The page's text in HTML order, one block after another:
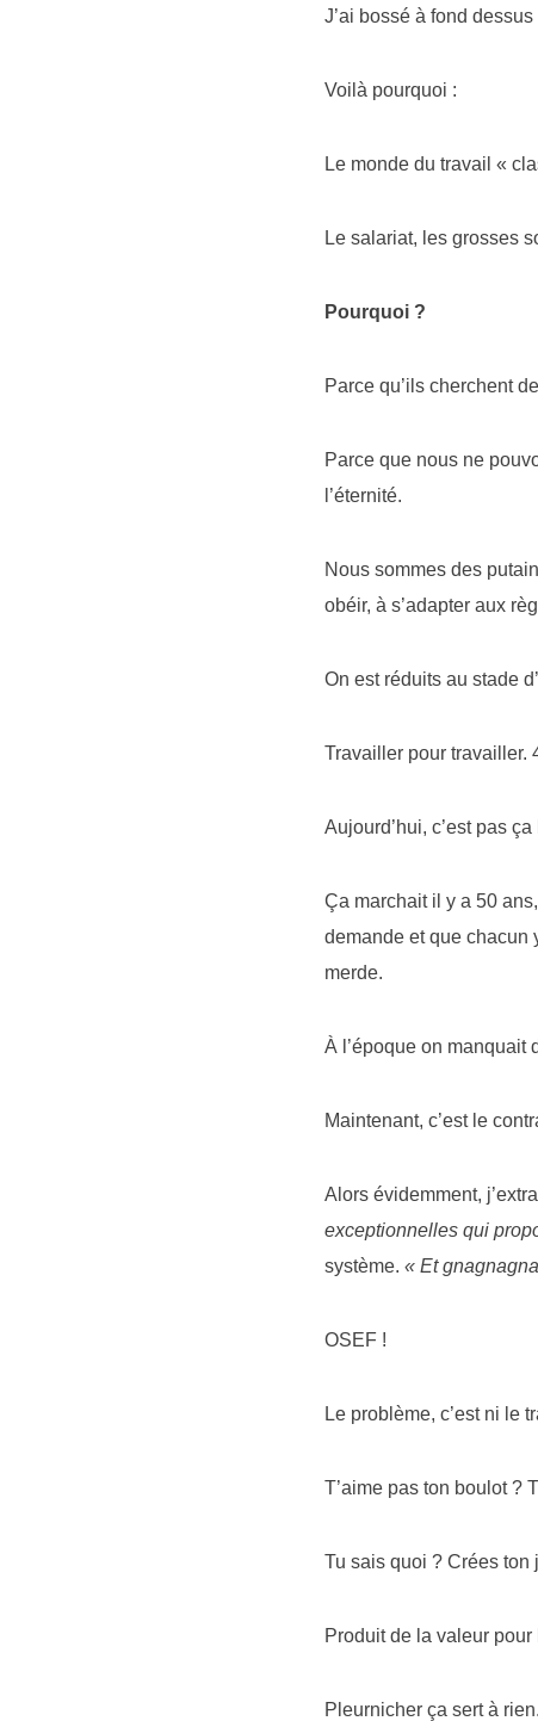
J’ai bossé à fond
Voilà pourquoi :
Le monde du travail «
Le salariat, les grosses
Pourquoi ?
Parce qu’ils cherchent
Parce que nous ne
l’éternité.
Nous sommes des
obéir, à s’adapter aux
On est réduits au stade
Travailler pour travailler.
Aujourd’hui, c’est pas ça
Ça marchait il y a 50
demande et que chacun
merde.
À l’époque on manquait
Maintenant, c’est le
Alors évidemment,
exceptionnelles qui
système. « Et
OSEF !
Le problème, c’est ni le
T’aime pas ton boulot ?
Tu sais quoi ? Crées ton
Produit de la valeur
Pleurnicher ça sert à rien.